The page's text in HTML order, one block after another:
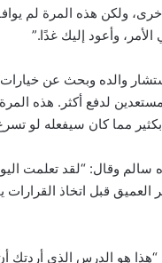
ولكن هذه المرة لم
وأعود إليك غدًا.”
والده وبحث عن
لدفع أكثر. هذه
مما كان سيفعله لو
سالم وقال: “لقد تعلمت
العميق قبل اتخاذ
هو الدرس الذي أردتك